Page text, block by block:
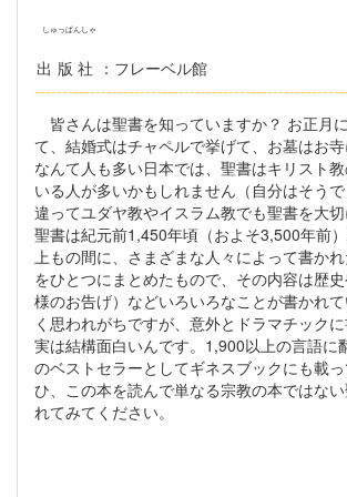
出版社
しゅっぱんしゃ
：フレーベル館
皆さんは聖書を知っていますか？ お正月
て、結婚式はチャペルで挙げて、お墓はお寺
なんて人も多い日本では、聖書はキリスト
いる人が多いかもしれません（自分はそう
違ってユダヤ教やイスラム教でも聖書を大切
聖書は紀元前1,450年頃（およそ3,500年前
上もの間に、さまざまな人々によって書か
をひとつにまとめたもので、その内容は歴
様のお告げ）などいろいろなことが書かれ
く思われがちですが、意外とドラマチックに
実は結構面白いんです。1,900以上の言語に
のベストセラーとしてギネスブックにも載
ひ、この本を読んで単なる宗教の本ではな
れてみてください。